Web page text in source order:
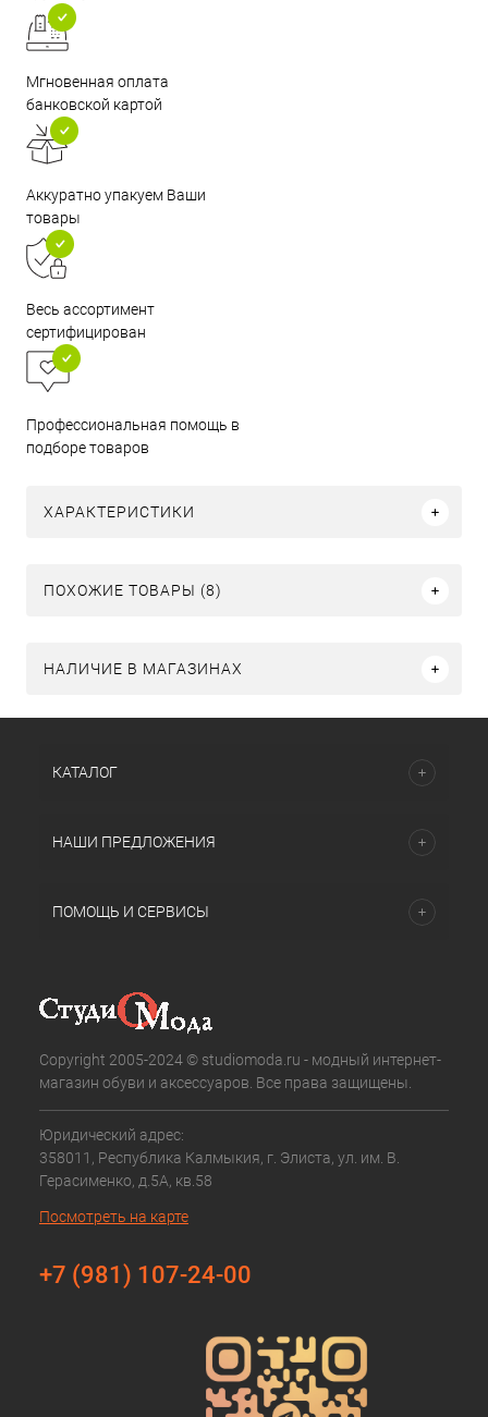
Мгновенная оплата
банковской картой
Аккуратно упакуем Ваши
товары
Весь ассортимент
сертифицирован
Профессиональная помощь в
подборе товаров
ХАРАКТЕРИСТИКИ
ПОХОЖИЕ ТОВАРЫ (8)
НАЛИЧИЕ В МАГАЗИНАХ
КАТАЛОГ
НАШИ ПРЕДЛОЖЕНИЯ
ПОМОЩЬ И СЕРВИСЫ
Copyright 2005-2024 © studiomoda.ru - модный интернет-
магазин обуви и аксессуаров. Все права защищены.
Юридический адрес:
358011, Республика Калмыкия, г. Элиста, ул. им. В.
Герасименко, д.5А, кв.58
Посмотреть на карте
+7 (981) 107-24-00